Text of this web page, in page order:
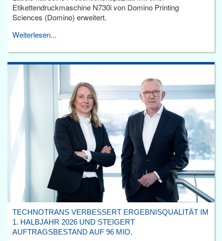
Etikettendruckmaschine N730i von Domino Printing
Sciences (Domino) erweitert.
Weiterlesen...
TECHNOTRANS VERBESSERT ERGEBNISQUALITÄT IM
1. HALBJAHR 2026 UND STEIGERT
AUFTRAGSBESTAND AUF 96 MIO.